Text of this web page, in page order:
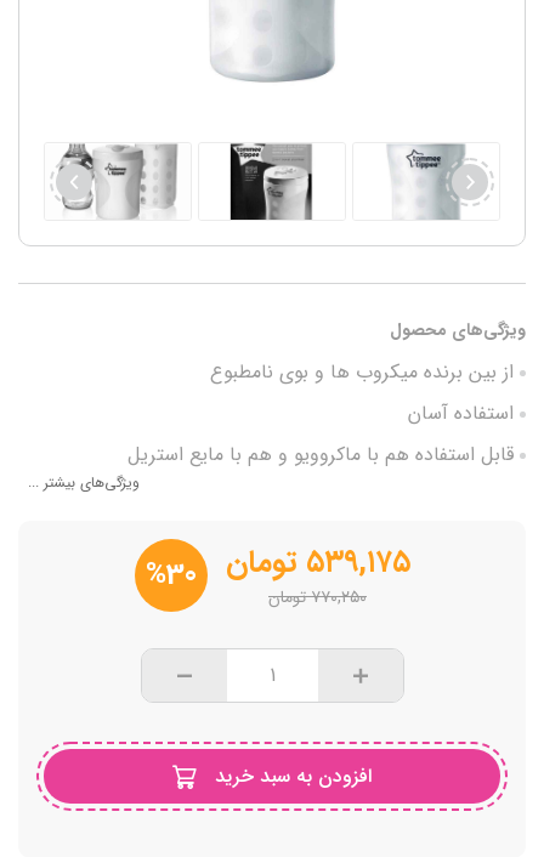
ویژگی‌های محصول
از بین برنده میکروب ها و بوی نامطبوع
استفاده آسان
قابل استفاده هم با ماکروویو و هم با مایع استریل
شستشو آسان
ویژگی‌های بیشتر ...
۵۳۹,۱۷۵ تومان
۷۷۰,۲۵۰تومان %30
افزودن به سبد خرید